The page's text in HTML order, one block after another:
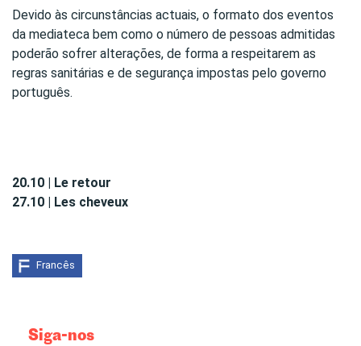
Devido às circunstâncias actuais, o formato dos eventos
da mediateca bem como o número de pessoas admitidas
poderão sofrer alterações, de forma a respeitarem as
regras sanitárias e de segurança impostas pelo governo
português.
20.10 | Le retour
27.10 | Les cheveux
Francês
Siga-nos